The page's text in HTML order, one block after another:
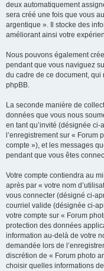
deux automatiquement
sera créé une fois que vous
argentique ». Il stocke des
améliorant ainsi votre
Nous pouvons également
pendant que vous naviguez
du cadre de ce document, qui
phpBB.
La seconde manière de
données que vous nous
en tant qu’invité (désignée ci-
l’enregistrement sur «
compte »), et les messages
pendant que vous êtes
Votre compte contiendra au
après par « votre nom
vous connecter (désigné ci-
courriel valide (désignée ci-
votre compte sur « Forum
protection des données
information au-delà de votre
demandée lors de
discrétion de « Forum photo
choisir quelles informations